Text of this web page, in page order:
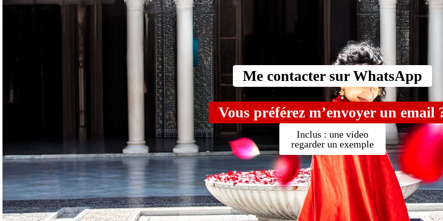
Me contacter sur WhatsApp
Vous préférez m’envoyer un email
Inclus : une video
regarder un exemple